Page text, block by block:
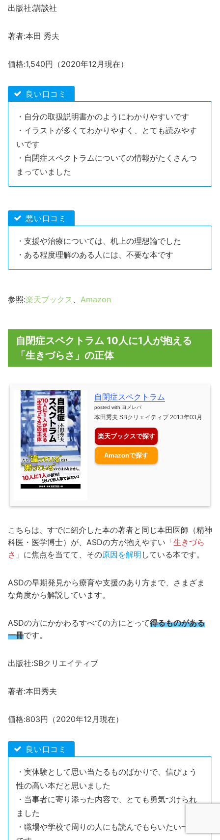
出版社:講談社
著者:本田 秀夫
価格:1,540円（2020年12月現在）
良い口コミ
・自分の取扱説明書かのようにわかりやすいです
・イラストが多くてわかりやすく、とても読みやす
いです
・自閉症スペクトラムについての情報がたくさんつ
まっていました
悪い口コミ
・支援や治療については、机上の理想論でした
・ある程度理解のある人には、不要な本です
参照:楽天ブックス Amazon
自閉症スペクトラム 10人に1人が抱える
「生きづらさ」の正体
自閉症スペクトラム
posted with ヨメレバ
本田秀夫 SBクリエイティブ 2013年03月
楽天ブックスで探す
Amazonで探す
こちらは、すでに紹介した本の著者と同じ本田医師（精神
科医・医学博士）が、ASDの方が抱えやすい「生きづら
さ 」に焦点を当てて、その原因を解明 している本です。
ASDの早期発見から療育や支援のあり方まで、さまざま
な角度から解説しています。
ASDの方にかかわるすべての方にとって得るものがある
一冊です。
出版社:SBクリエイティブ
著者:本田秀夫
価格:803円（2020年12月現在）
良い口コミ
・実体験として思い当たるものばかりで、信ぴょう
性の高い本だと思いました
・当事者に寄り添った内容で、とても勇気づけられ
ました
・職場や学校で周りの人にも読んでもらいたい一冊